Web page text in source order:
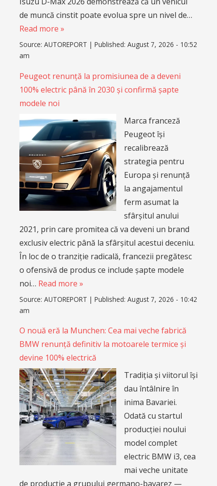
de muncă cinstit poate evolua spre un nivel de…
Read more »
Source: AUTOREPORT | Published: August 7, 2026 - 10:52
am
Peugeot renunță la promisiunea de a deveni
100% electric până în 2030 și confirmă șapte
modele noi
Marca franceză
Peugeot își
recalibrează
strategia pentru
Europa și renunță
la angajamentul
ferm asumat la
sfârșitul anului
2021, prin care promitea că va deveni un brand
exclusiv electric până la sfârșitul acestui deceniu.
În loc de o tranziție radicală, francezii pregătesc
o ofensivă de produs ce include șapte modele
noi… Read more »
Source: AUTOREPORT | Published: August 7, 2026 - 10:42
am
O nouă eră la Munchen: Cea mai veche fabrică
BMW renunță definitiv la motoarele termice și
devine 100% electrică
Tradiția și viitorul își
dau întâlnire în
inima Bavariei.
Odată cu startul
producției noului
model complet
electric BMW i3, cea
mai veche unitate
de producție a grupului germano-bavarez —